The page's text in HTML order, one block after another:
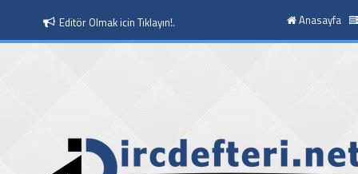
Moderatör Olmak icin Tıklayın!. Anasayfa